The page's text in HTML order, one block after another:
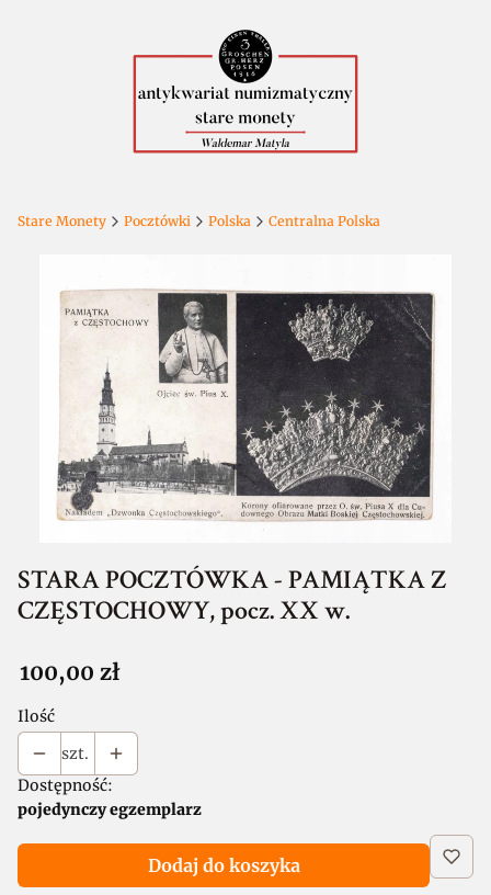
Stare Monety Pocztówki Polska Centralna Polska
STARA POCZTÓWKA - PAMIĄTKA Z
CZĘSTOCHOWY, pocz. XX w.
Cena
100,00 zł
Ilość
szt.
Dostępność:
pojedynczy egzemplarz
Dodaj do koszyka